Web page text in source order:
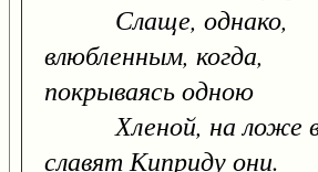
Слаще, однако,
влюбленным, когда,
покрываясь одною
Хленой, на ложе
славят Киприду они.